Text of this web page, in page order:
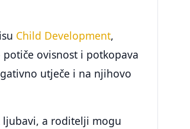
Child Development,
ovisnost i potkopava
utječe i na njihovo
ljubavi, a roditelji mogu